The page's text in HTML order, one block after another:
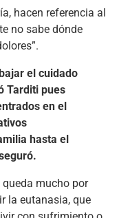
hacen referencia al
no sabe dónde
el cuidado
Tarditi pues
en el
hasta el
mucho por
la eutanasia, que